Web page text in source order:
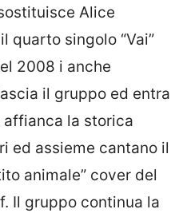
Alice
quarto singolo “Vai”
2008 i anche
il gruppo ed entra
affianca la storica
ed assieme cantano il
animale” cover del
Il gruppo continua la